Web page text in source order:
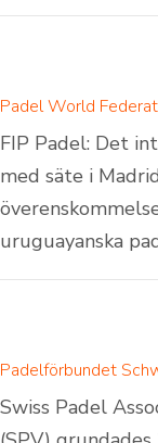
Padel World
FIP Padel: Det
med säte i
uruguayanska
Padelförbundet
Swiss Padel